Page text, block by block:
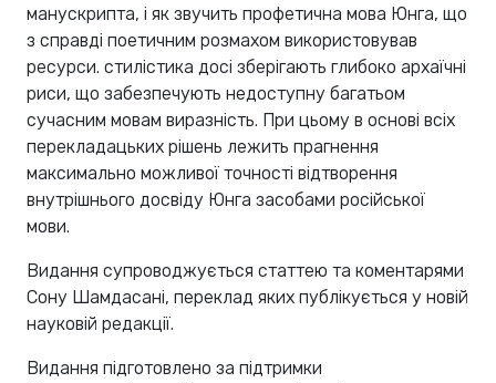
манускрипта, і як звучить профетична мова Юнга, що
з справді поетичним розмахом використовував
ресурси. стилістика досі зберігають глибоко архаїчні
риси, що забезпечують недоступну багатьом
сучасним мовам виразність. При цьому в основі всіх
перекладацьких рішень лежить прагнення
максимально можливої ​​точності відтворення
внутрішнього досвіду Юнга засобами російської
мови.
Видання супроводжується статтею та коментарями
Сону Шамдасані, переклад яких публікується у новій
науковій редакції.
Видання підготовлено за підтримки